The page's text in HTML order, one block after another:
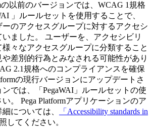
の以前のバージョンでは、WCAG 1規格
」ルールセットを使用することで、
のアクセスグループに対するアクセシ
ました。 ユーザーを、アクセシビリ
々なアクセスグループに分類すること
や差別的行為とみなされる可能性があり
2.1規格へのコンプライアンスを確保
の現行バージョンにアップデートさ
では、「 PegaWAI 」ルールセットの使
。 Pega Platformアプリケーションのア
については、
「Accessibility standards in
してください。